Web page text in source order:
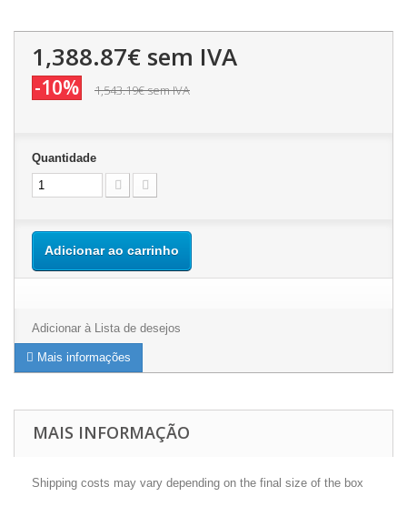
1,388.87€ sem IVA
-10% 1,543.19€sem IVA
Quantidade
Adicionar ao carrinho
Adicionar à Lista de desejos
Mais informações
MAIS INFORMAÇÃO
Shipping costs may vary depending on the final size of the box